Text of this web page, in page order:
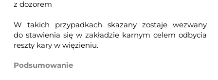
z dozorem
W takich przypadkach skazany zostaje wezwany
do stawienia się w zakładzie karnym celem odbycia
reszty kary w więzieniu.
Podsumowanie